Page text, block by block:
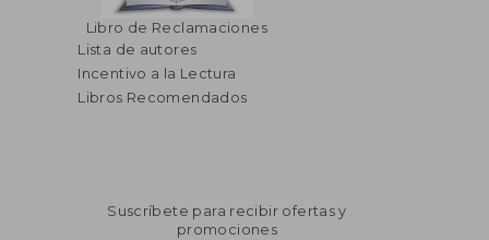
45%
dcto.
$ 71.02
Libro de Reclamaciones
Lista de autores
Incentivo a la Lectura
Libros Recomendados
Suscríbete para recibir ofertas y
promociones